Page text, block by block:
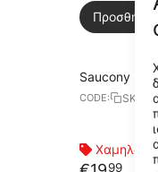
Προσθήκη
Saucony
CODE:
99